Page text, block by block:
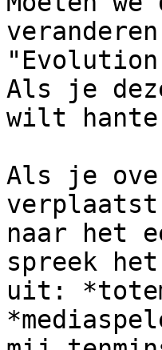
Als je
wilt
Als je
naar het
spreek
uit: